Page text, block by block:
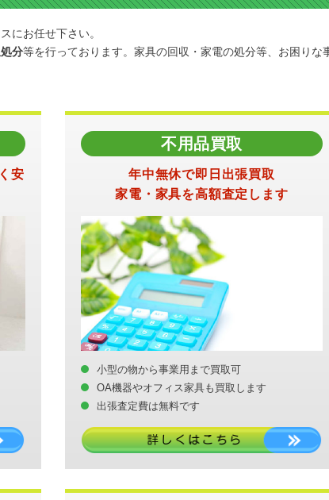
にお任せ下さい。
分等を行っております。家具の回収・家電の処分等、お困りな
安
不用品買取
年中無休で即日出張買取
家電・家具を高額査定します
小型の物から事業用まで買取可
OA機器やオフィス家具も買取します
出張査定費は無料です